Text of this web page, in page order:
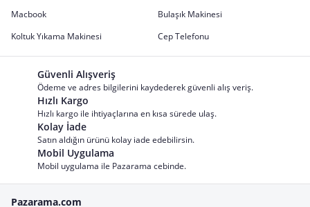
Macbook
Bulaşık Makinesi
Koltuk Yıkama Makinesi
Cep Telefonu
Güvenli Alışveriş
Ödeme ve adres bilgilerini kaydederek güvenli alış veriş.
Hızlı Kargo
Hızlı kargo ile ihtiyaçlarına en kısa sürede ulaş.
Kolay İade
Satın aldığın ürünü kolay iade edebilirsin.
Mobil Uygulama
Mobil uygulama ile Pazarama cebinde.
Pazarama.com